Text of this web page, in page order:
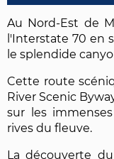
Au Nord-Est de
l'Interstate 70 en
le splendide
Cette route
River Scenic
sur les
rives du fleuve.
La découverte